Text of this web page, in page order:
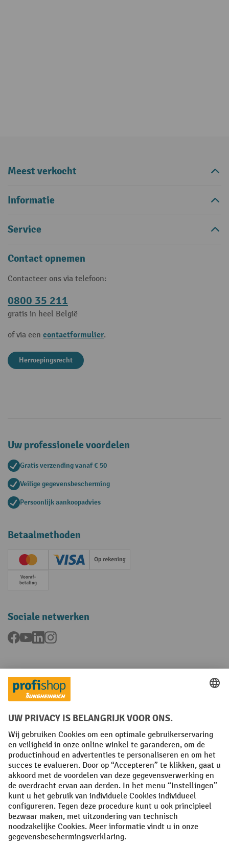
Meest verkocht
Informatie
Service
Contact opnemen
Contacteer ons via telefoon:
0800 35 211
gratis in heel België
of via een contactformulier.
Herroepingsrecht
Uw professionele voordelen
Gratis verzending vanaf € 50
Veilige gegevensbescherming
Persoonlijk aankoopadvies
Betaalmethoden
Creditcard (Master)Creditcard (Visa)Op rekening
Vooruitbetaling
Sociale netwerken
Facebook
YouTubeLinkedInInstagram
Talen
FR NL
Algemene verkoopvoorwaarden Copyright
Privacyverklaring Privacy-instellingen
All prices excl. VAT plusshipping costs and possible delivery charges,
if not stated otherwise.
¹ De korting is geldig tot en met de vermelde datum. Combinatie met
andere aanbiedingen en lopende acties is niet mogelijk. | ² De korting
wordt éénmalig toegekend bij de eerste inschrijving voor de